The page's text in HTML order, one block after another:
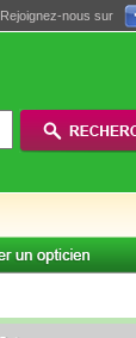
Rejoignez-nous sur